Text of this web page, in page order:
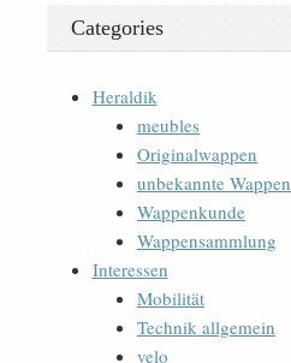
Categories
Heraldik
meubles
Originalwappen
unbekannte Wappen
Wappenkunde
Wappensammlung
Interessen
Mobilität
Technik allgemein
velo